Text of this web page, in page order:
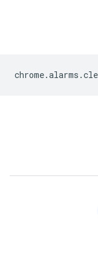
chrome.alarms .